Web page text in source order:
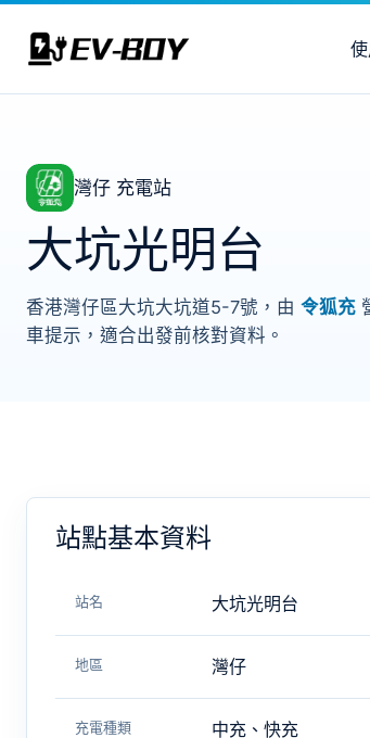
灣仔 充電站
大坑光明台
香港灣仔區大坑大坑道5-7號，由 令狐充
車提示，適合出發前核對資料。
站點基本資料
站名 大坑光明台
地區 灣仔
充電種類 中充、快充